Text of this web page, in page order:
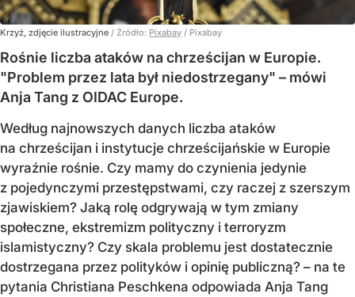
Krzyż, zdjęcie ilustracyjne / Źródło: Pixabay / Pixabay
Rośnie liczba ataków na chrześcijan w Europie.
"Problem przez lata był niedostrzegany" – mówi
Anja Tang z OIDAC Europe.
Według najnowszych danych liczba ataków
na chrześcijan i instytucje chrześcijańskie w Europie
wyraźnie rośnie. Czy mamy do czynienia jedynie
z pojedynczymi przestępstwami, czy raczej z szerszym
zjawiskiem? Jaką rolę odgrywają w tym zmiany
społeczne, ekstremizm polityczny i terroryzm
islamistyczny? Czy skala problemu jest dostatecznie
dostrzegana przez polityków i opinię publiczną? – na te
pytania Christiana Peschkena odpowiada Anja Tang